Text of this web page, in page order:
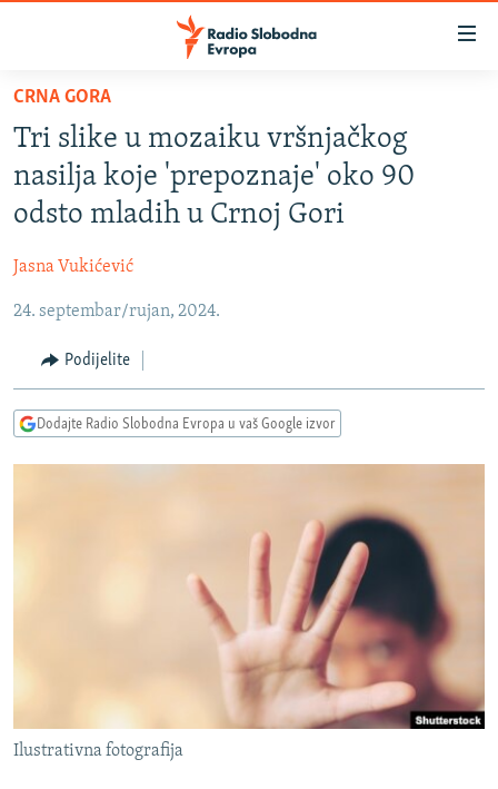
Pređite
glavni
sadržaj
Pređite
na
glavnu
navigaciju
Pređite
pretragu
VIJESTI
BOSNA I HERCEGOVINA
SRBIJA
CRNA GORA
VIZUELNO
VIDEO
INFOGRAFIKE
PODCASTI
KINA NA BALKANU
POPLAVE I KLIZIŠTA U BIH 2024.
TV LIBERTY
Sve RFE/RL stranice
CRNA GORA
Tri slike u mozaiku vršnjačkog
nasilja koje 'prepoznaje' oko 90
odsto mladih u Crnoj Gori
Jasna Vukićević
24. septembar/rujan, 2024.
Podijelite
Dodajte Radio Slobodna Evropa u vaš Google izvor
Ilustrativna fotografija